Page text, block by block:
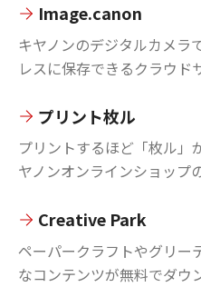
Image.canon
キヤノンのデジタルカメラ
レスに保存できるクラウド
プリント枚ル
プリントするほど「枚ル」
ヤノンオンラインショップ
Creative Park
ペーパークラフトやグリー
なコンテンツが無料でダウ